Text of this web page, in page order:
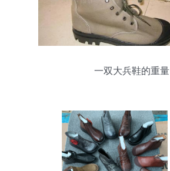
一双大兵鞋的重量